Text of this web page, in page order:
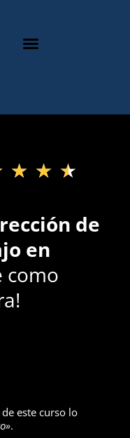
★ ★ ★
de
en
como
este curso lo
.